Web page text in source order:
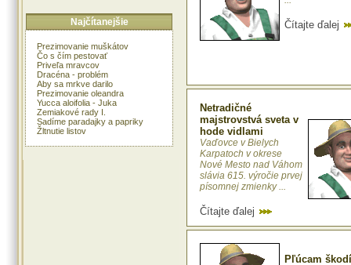
Najčítanejšie
Prezimovanie muškátov
Čo s čím pestovať
Priveľa mravcov
Dracéna - problém
Aby sa mrkve darilo
Prezimovanie oleandra
Yucca aloifolia - Juka
Zemiakové rady I.
Sadíme paradajky a papriky
Žltnutie listov
Čítajte ďalej
Netradičné
majstrovstvá sveta v
hode vidlami
Vaďovce v Bielych
Karpatoch v okrese
Nové Mesto nad Váhom
slávia 615. výročie prvej
písomnej zmienky ...
Čítajte ďalej
Pľúcam